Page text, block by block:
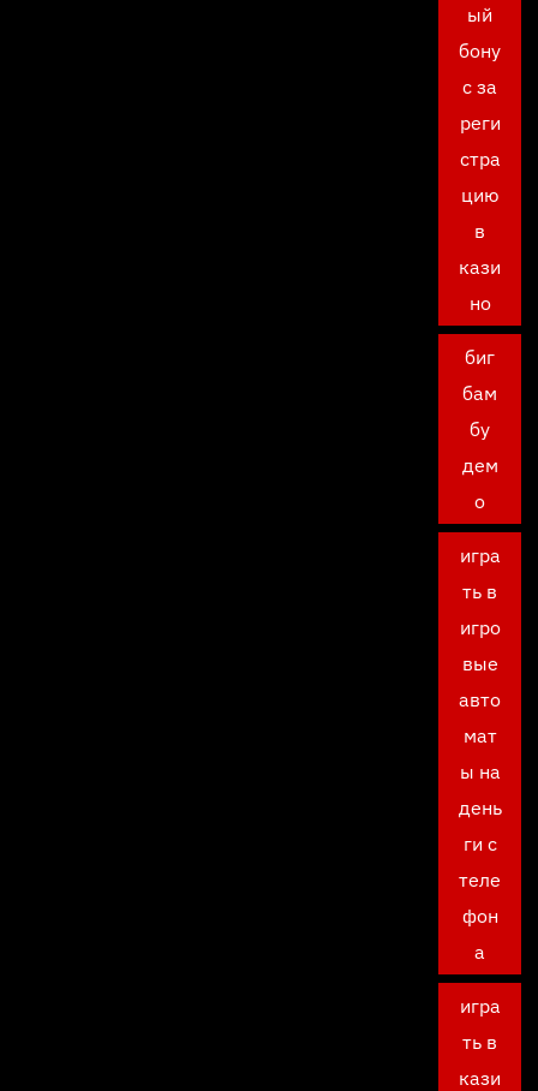
ый
бону
с за
реги
стра
цию
в
кази
но
биг
бам
бу
дем
о
игра
ть в
игро
вые
авто
мат
ы на
день
ги с
теле
фон
а
игра
ть в
кази